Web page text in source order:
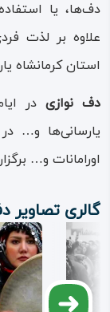
دف‌ها، یا
علاوه بر لذت
استان کرمانشاه
دف‌ نوازیدر
یارسانی‌ها و…
اورامانات و…
گالری تصاویر